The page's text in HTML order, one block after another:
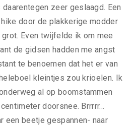
zeer geslaagd. Een
door de plakkerige modder
Even twijfelde ik om mee
de gidsen hadden me angst
te benoemen dat het er van
kleintjes zou krioelen. Ik
al op boomstammen
doorsnee. Brrrrr…
een beetje gespannen- naar